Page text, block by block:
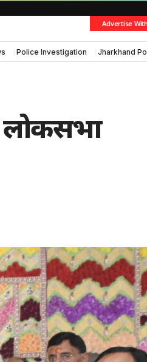
Advertise
Police Investigation Jharkhand
लोकसभा